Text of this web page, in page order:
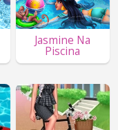
Jasmine Na
Piscina